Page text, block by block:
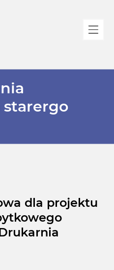
dla projektu